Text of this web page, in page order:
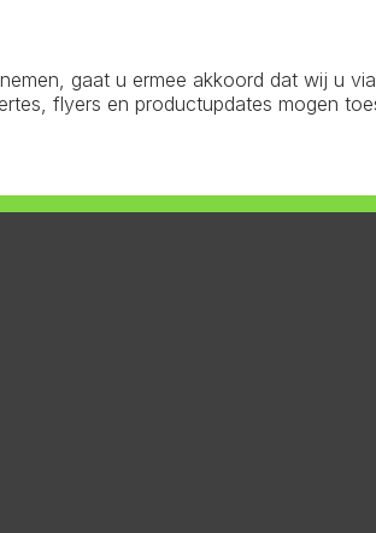
gaat u ermee akkoord dat wij u
flyers en productupdates mogen